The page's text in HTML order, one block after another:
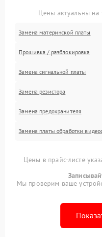
Цены актуальны
Замена материнской платы
Прошивка / разблокировка
Замена сигнальной платы
Замена резистора
Замена предохранителя
Замена платы обработки
Цены в прайс-листе
Мы проверим ваше